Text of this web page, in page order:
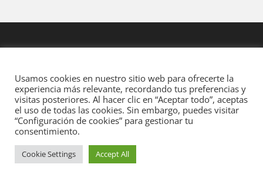
Diseñado por Elegant Themes
Usamos cookies en nuestro sitio web para ofrecerte la
experiencia más relevante, recordando tus preferencias y
visitas posteriores. Al hacer clic en “Aceptar todo”, aceptas
el uso de todas las cookies. Sin embargo, puedes visitar
“Configuración de cookies” para gestionar tu
consentimiento.
Cookie Settings Accept All